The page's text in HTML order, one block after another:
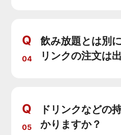
Q
04
飲み放題とは別
リンクの注文は
Q
05
ドリンクなどの
かりますか？